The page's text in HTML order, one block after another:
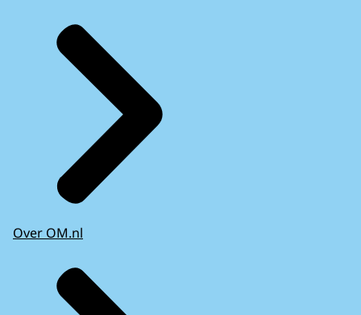
Over OM.nl